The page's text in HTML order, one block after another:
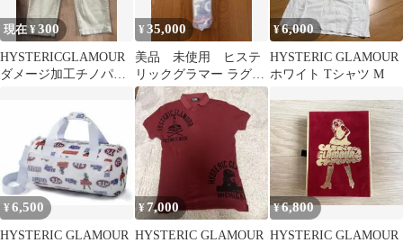
現在 ¥300
HYSTERICGLAMOUR
ダメージ加工チノパン
¥35,000
美品 未使用 ヒステ
リックグラマー ラグマ
ット
¥6,000
HYSTERIC GLAMOUR
ホワイト Tシャツ M
¥6,500
HYSTERIC GLAMOUR
¥ 7,000
HYSTERIC GLAMOUR
¥6,800
HYSTERIC GLAMOUR